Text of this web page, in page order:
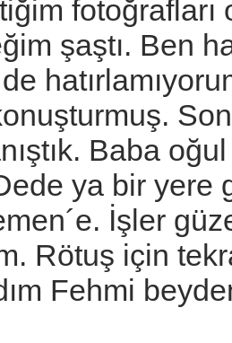
fotoğrafları
şaştı. Ben
Baba
ya bir yere
İşler
Rötuş için
Fehmi